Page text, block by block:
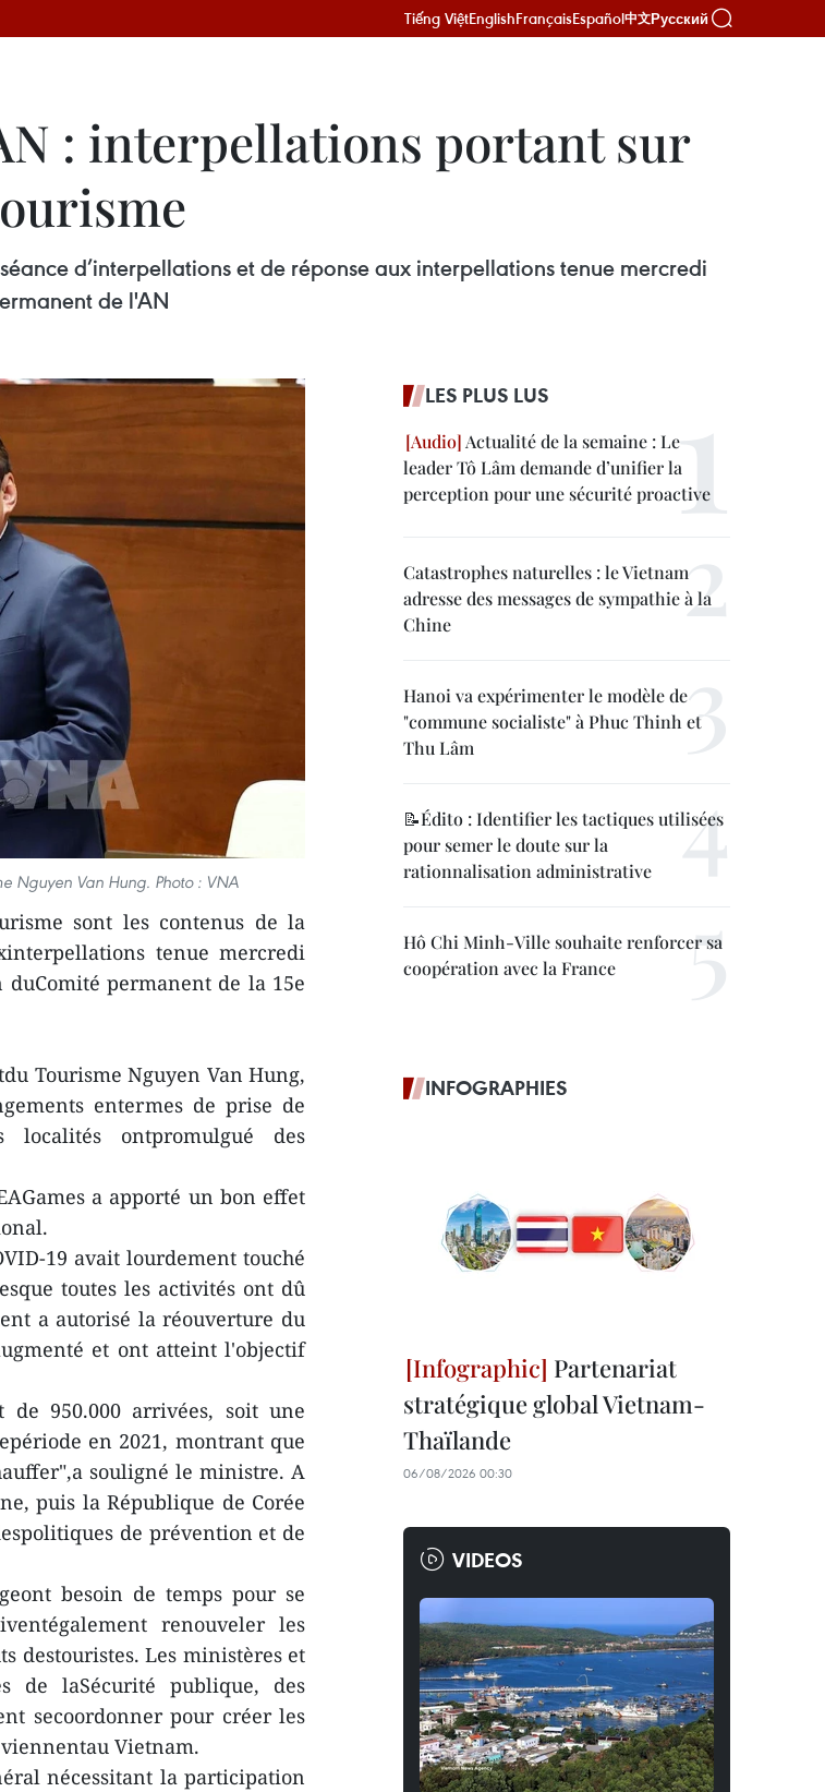
Tiếng ViệtEnglishFrançaisEspañol中文Русский
: interpellations portant sur
d’interpellations et de réponse aux interpellations tenue mercredi
de l'AN
Nguyen Van Hung. Photo : VNA
sont les contenus de la
tenue mercredi
permanent de la 15e
Tourisme Nguyen Van Hung,
entermes de prise de
localités ontpromulgué des
a apporté un bon effet
19 avait lourdement touché
toutes les activités ont dû
a autorisé la réouverture du
et ont atteint l'objectif
950.000 arrivées, soit une
en 2021, montrant que
souligné le ministre. A
puis la République de Corée
de prévention et de
besoin de temps pour se
renouveler les
destouristes. Les ministères et
de laSécurité publique, des
secoordonner pour créer les
Vietnam.
nécessitant la participation
LES PLUS LUS
Actualité de la semaine : Le
leader Tô Lâm demande d’unifier la
perception pour une sécurité proactive
Catastrophes naturelles : le Vietnam
adresse des messages de sympathie à la
Chine
Hanoi va expérimenter le modèle de
"commune socialiste" à Phuc Thinh et
Thu Lâm
📝Édito : Identifier les tactiques utilisées
pour semer le doute sur la
rationnalisation administrative
Hô Chi Minh-Ville souhaite renforcer sa
coopération avec la France
INFOGRAPHIES
Partenariat
stratégique global Vietnam-
Thaïlande
06/08/2026 00:30
VIDEOS